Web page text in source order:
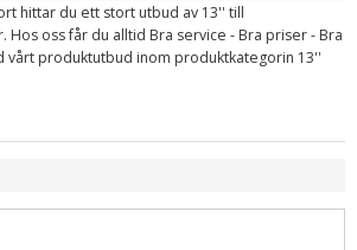
hittar du ett stort utbud av 13'' till
Hos oss får du alltid Bra service - Bra priser - Bra
vårt produktutbud inom produktkategorin 13''